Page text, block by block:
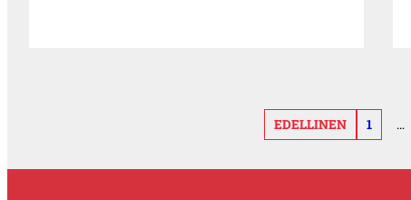
EDELLINEN 1 …